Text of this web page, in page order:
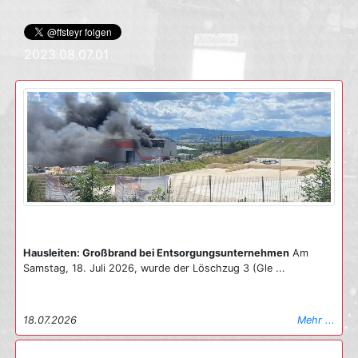
2023.08.07.01
Hausleiten: Großbrand bei Entsorgungsunternehmen Am
Samstag, 18. Juli 2026, wurde der Löschzug 3 (Gle ...
18.07.2026 Mehr ...